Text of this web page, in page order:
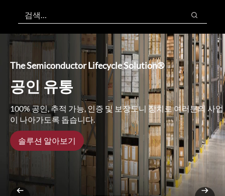
검색
검색
The Semiconductor Lifecycle Solution®
공인 유통
100% 공인, 추적 가능, 인증 및 보장도니 장치로 여러분의 사업
이 나아가도록 돕습니다.
솔루션 알아보기